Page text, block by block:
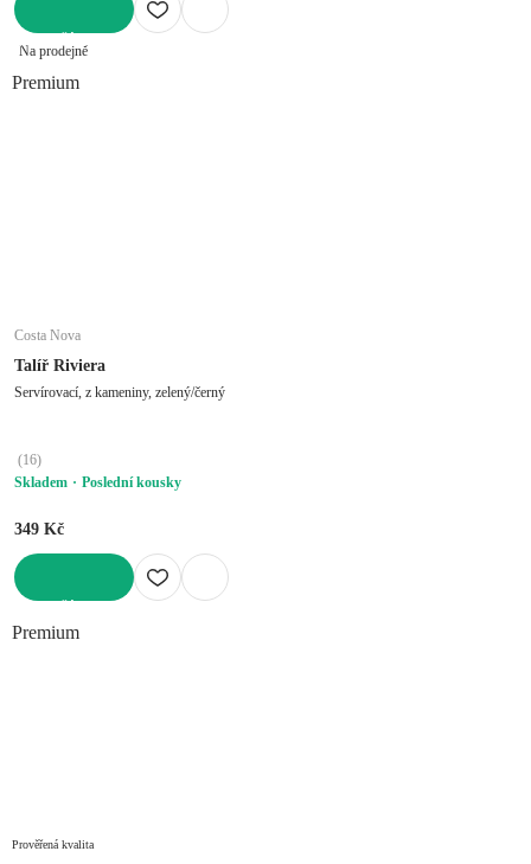
DO KOŠÍKU
Na prodejně
Premium
Costa Nova
Talíř Riviera
Servírovací, z kameniny, zelený/černý
(16)
Skladem
Poslední kousky
349 Kč
Premium
Prověřená kvalita